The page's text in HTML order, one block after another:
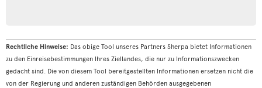
Rechtliche Hinweise: Das obige Tool unseres Partners Sherpa bietet Informationen
zu den Einreisebestimmungen Ihres Ziellandes, die nur zu Informationszwecken
gedacht sind. Die von diesem Tool bereitgestellten Informationen ersetzen nicht die
von der Regierung und anderen zuständigen Behörden ausgegebenen